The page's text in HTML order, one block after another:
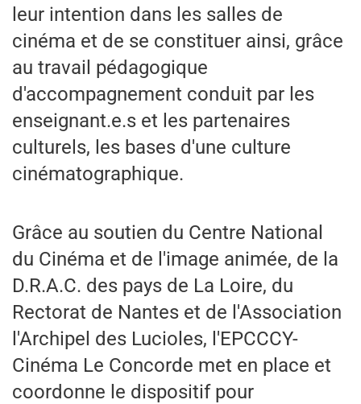
leur intention dans les salles de
cinéma et de se constituer ainsi, grâce
au travail pédagogique
d'accompagnement conduit par les
enseignant.e.s et les partenaires
culturels, les bases d'une culture
cinématographique.
Grâce au soutien du Centre National
du Cinéma et de l'image animée, de la
D.R.A.C. des pays de La Loire, du
Rectorat de Nantes et de l'Association
l'Archipel des Lucioles, l'EPCCCY-
Cinéma Le Concorde met en place et
coordonne le dispositif pour